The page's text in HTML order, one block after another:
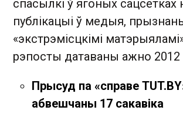
спасылкі ў ягоных сацсетках
публікацыі ў медыя,
«экстрэмісцкімі
рэпосты датаваны ажно 2012
Прысуд па «справе
абвешчаны 17 сакавіка